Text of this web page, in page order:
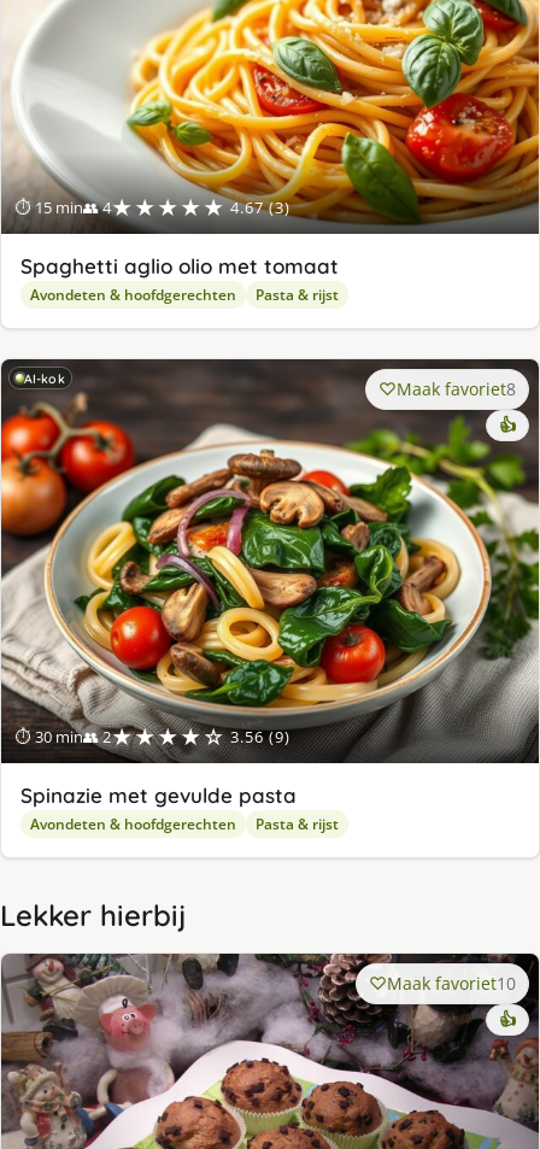
⏱ 15 min👥 4★★★★★ 4.67 (3)
Spaghetti aglio olio met tomaat
Avondeten & hoofdgerechten Pasta & rijst
AI-kok
⏱ 30 min👥 2★★★★☆ 3.56 (9)
Maak favoriet8
👍
Spinazie met gevulde pasta
Avondeten & hoofdgerechten Pasta & rijst
Lekker hierbij
Maak favoriet10
👍